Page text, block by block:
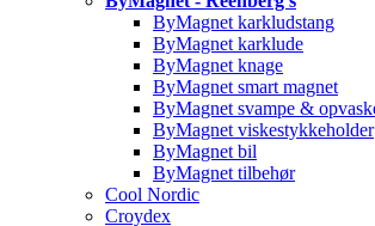
ByMagnet karkludstang
ByMagnet karklude
ByMagnet knage
ByMagnet smart magnet
ByMagnet svampe &
ByMagnet viskestykkeholder
ByMagnet bil
ByMagnet tilbehør
Cool Nordic
Croydex